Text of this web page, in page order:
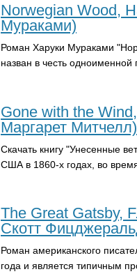
Norwegian Wood,
Мураками)
Роман Харуки Мураками
назван в честь одноименной
Gone with the
Маргарет Митчелл)
Скачать книгу "Унесенные
США в 1860-х годах, во
The Great Gatsby,
Скотт
Роман американского
года и является типичным